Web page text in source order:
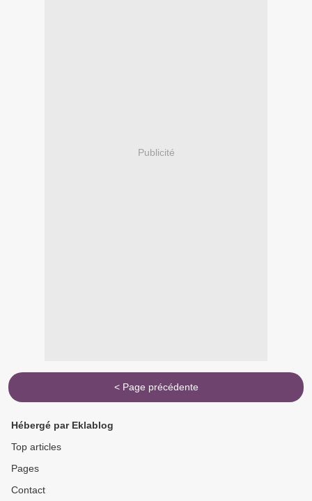
Publicité
< Page précédente
Hébergé par Eklablog
Top articles
Pages
Contact